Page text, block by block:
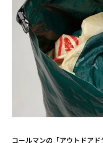
コールマンの「アウトドア